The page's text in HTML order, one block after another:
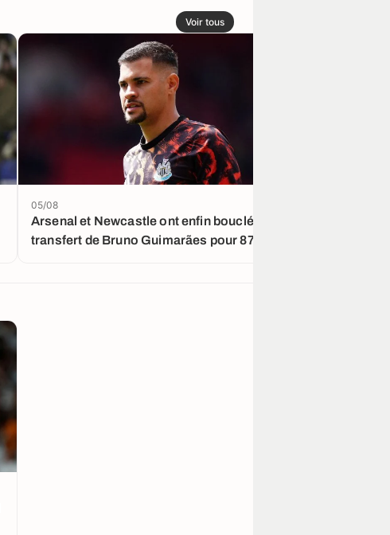
Voir tous
Arsenal et Newcastle ont enfin bouclé le
transfert de Bruno Guimarães pour 87
05/08